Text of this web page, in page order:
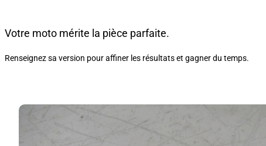
Votre moto mérite la pièce parfaite.
Renseignez sa version pour affiner les résultats et gagner du temps.